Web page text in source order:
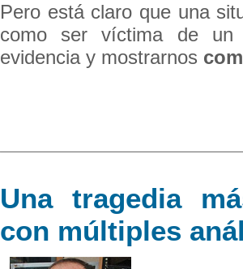
Pero está claro que una
como ser víctima de un
evidencia y mostrarnos
Una tragedia
con múltiples